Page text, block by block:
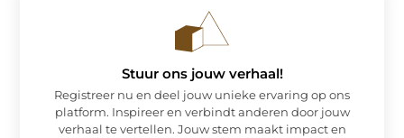
Stuur ons jouw verhaal!
Registreer nu en deel jouw unieke ervaring op ons
platform. Inspireer en verbindt anderen door jouw
verhaal te vertellen. Jouw stem maakt impact en